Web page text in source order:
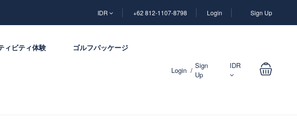
IDR +62 812-1107-8798 Login Sign Up
ィビティ体験 ゴルフパッケージ
Login
Sign
Up
IDR